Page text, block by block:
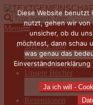
Skip
to
content
TEXTGEMEINSCHAFT
Search
Primary
Navigation
Menu
Menu
Wer wir sind
Die
Sieben Fragen an…
Unsere Bücher
Rezensionen
Diese Website benutzt
nutzt, gehen wir von
unsicher, ob du
möchtest, dann schau
was genau das
Ja ich will -